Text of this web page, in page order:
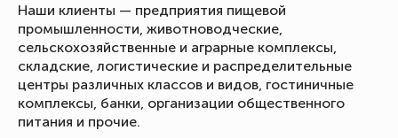
Наши клиенты — предприятия пищевой
промышленности, животноводческие,
сельскохозяйственные и аграрные комплексы,
складские, логистические и распределительные
центры различных классов и видов, гостиничные
комплексы, банки, организации общественного
питания и прочие.